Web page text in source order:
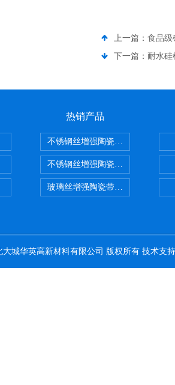
上一篇： 食品级
下一篇： 耐水硅
热销产品
不锈钢丝增强陶瓷纤维布，陶瓷布
不锈钢丝增强陶瓷纤维布应用范围
玻璃丝增强陶瓷带，硅酸铝纤维
大城华英高新材料有限公司 版权所有 技术支